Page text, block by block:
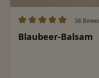
Durchschnittliche
38
Blaubeer-Balsam